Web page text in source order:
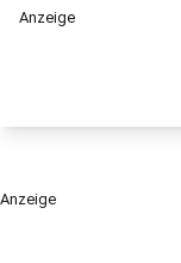
Anzeige
Anzeige